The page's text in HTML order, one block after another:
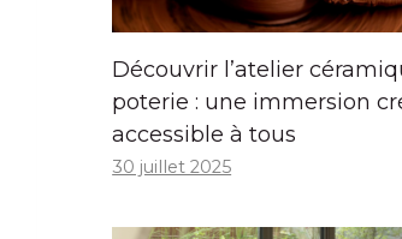
Découvrir l’atelier
poterie : une immersion
accessible à tous
30 juillet 2025